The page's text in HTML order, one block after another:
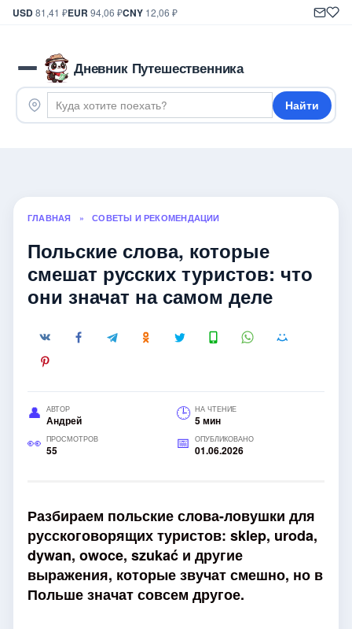
USD81,41 ₽EUR 94,06 ₽CNY 12,06 ₽
Дневник Путешественника
Найти
ГЛАВНАЯ » СОВЕТЫ И РЕКОМЕНДАЦИИ
Польские слова, которые
смешат русских туристов: что
они значат на самом деле
АВТОР
Андрей
НА ЧТЕНИЕ
5 мин
ПРОСМОТРОВ
55
ОПУБЛИКОВАНО
01.06.2026
Разбираем польские слова-ловушки для
русскоговорящих туристов: sklep, uroda,
dywan, owoce, szukać и другие
выражения, которые звучат смешно, но в
Польше значат совсем другое.